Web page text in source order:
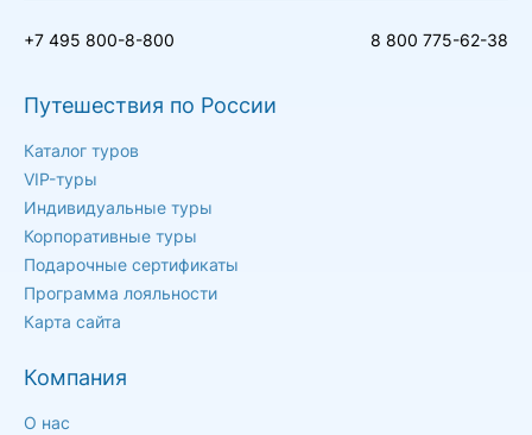
+7 495 800-8-800 8 800 775-62-38
Путешествия по России
Каталог туров
VIP-туры
Индивидуальные туры
Корпоративные туры
Подарочные сертификаты
Программа лояльности
Карта сайта
Компания
О нас